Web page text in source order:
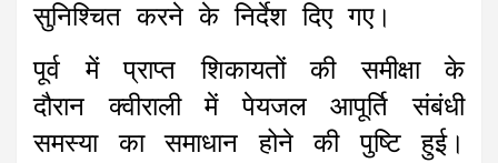
सुनिश्चित करने के निर्देश दिए गए।
पूर्व में प्राप्त शिकायतों की समीक्षा के
दौरान क्वीराली में पेयजल आपूर्ति संबंधी
समस्या का समाधान होने की पुष्टि हुई।